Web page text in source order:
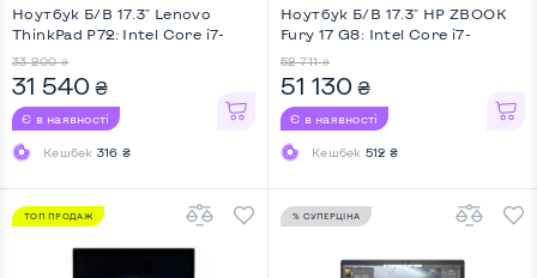
Ноутбук Б/В 17.3" Lenovo
ThinkPad P72: Intel Core i7-
Full HD, Key Light
33 200 ₴
31 540 ₴
Є в наявності
Кешбек 316 ₴
Ноутбук Б/В 17.3" HP ZBOOK
Fury 17 G8: Intel Core i7-
HD, Key Light
52 711 ₴
51 130 ₴
Є в наявності
Кешбек 512 ₴
ТОП ПРОДАЖ % СУПЕРЦІНА